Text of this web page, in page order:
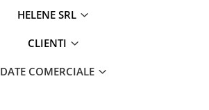
HELENE SRL
CLIENTI
DATE COMERCIALE